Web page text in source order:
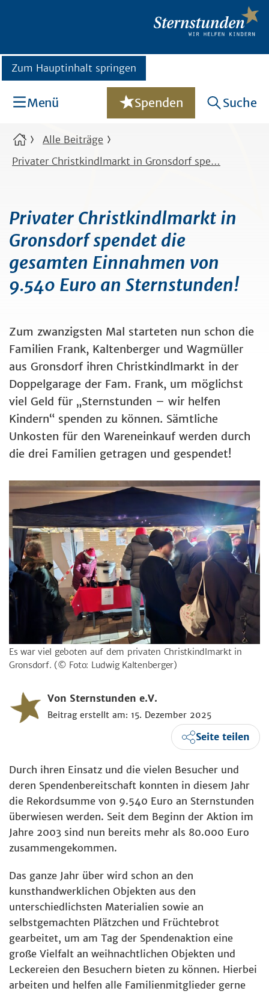
Zum Hauptinhalt springen
Menü Spenden Suche
Alle Beiträge
Privater Christkindlmarkt in Gronsdorf spe…
Privater Christkindlmarkt in
Gronsdorf spendet die
gesamten Einnahmen von
9.540 Euro an Sternstunden!
Zum zwanzigsten Mal starteten nun schon die
Familien Frank, Kaltenberger und Wagmüller
aus Gronsdorf ihren Christkindlmarkt in der
Doppelgarage der Fam. Frank, um möglichst
viel Geld für „Sternstunden – wir helfen
Kindern“ spenden zu können. Sämtliche
Unkosten für den Wareneinkauf werden durch
die drei Familien getragen und gespendet!
Es war viel geboten auf dem privaten Christkindlmarkt in
Gronsdorf. (© Foto: Ludwig Kaltenberger)
Von Sternstunden e.V.
Beitrag erstellt am: 15. Dezember 2025
Seite teilen
Durch ihren Einsatz und die vielen Besucher und
deren Spendenbereitschaft konnten in diesem Jahr
die Rekordsumme von 9.540 Euro an Sternstunden
überwiesen werden. Seit dem Beginn der Aktion im
Jahre 2003 sind nun bereits mehr als 80.000 Euro
zusammengekommen.
Das ganze Jahr über wird schon an den
kunsthandwerklichen Objekten aus den
unterschiedlichsten Materialien sowie an
selbstgemachten Plätzchen und Früchtebrot
gearbeitet, um am Tag der Spendenaktion eine
große Vielfalt an weihnachtlichen Objekten und
Leckereien den Besuchern bieten zu können. Hierbei
arbeiten und helfen alle Familienmitglieder gerne